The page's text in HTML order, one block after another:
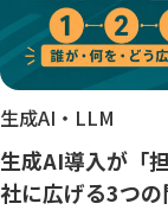
生成AI・LLM
生成AI導入が「
社に広げる3つの